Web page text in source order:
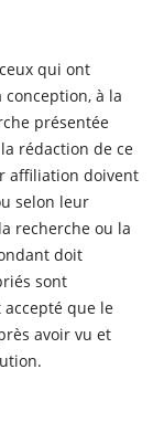
qui ont
à la
présentée
rédaction de ce
affiliation doivent
selon leur
recherche ou la
doit
sont
que le
avoir vu et